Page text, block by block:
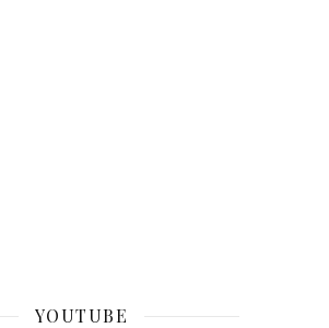
YOUTUBE